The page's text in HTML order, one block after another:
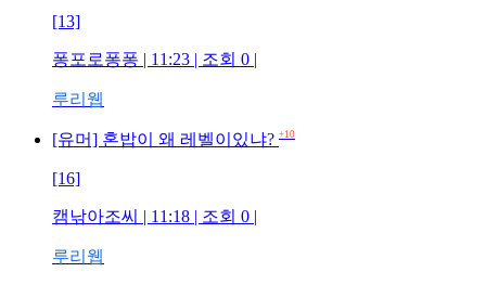
[13]
퐁포로퐁퐁 | 11:23 | 조회 0 |
루리웹
[유머] 혼밥이 왜 레벨이있냐? +10
[16]
캠낚아조씨 | 11:18 | 조회 0 |
루리웹